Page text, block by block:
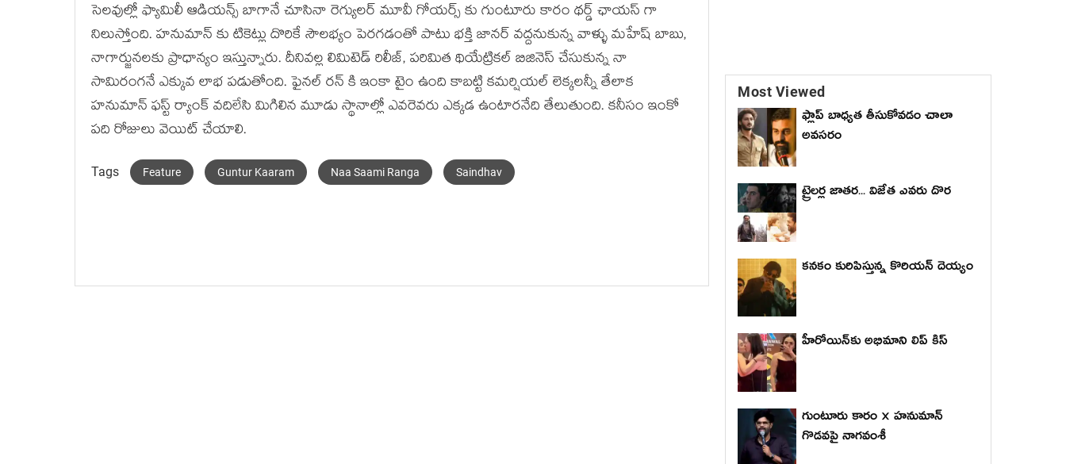
సెలవుల్లో ఫ్యామిలీ ఆడియన్స్ బాగానే చూసినా రెగ్యులర్ మూవీ గోయర్స్ కు గుంటూరు కారం థర్డ్ ఛాయస్ గా
నిలుస్తోంది. హనుమాన్ కు టికెట్లు దొరికే సౌలభ్యం పెరగడంతో పాటు భక్తి జానర్ వద్దనుకున్న వాళ్ళు మహేష్ బాబు,
నాగార్జునలకు ప్రాధాన్యం ఇస్తున్నారు. దీనివల్ల లిమిటెడ్ రిలీజ్, పరిమిత థియేట్రికల్ బిజినెస్ చేసుకున్న నా
సామిరంగనే ఎక్కువ లాభ పడుతోంది. ఫైనల్ రన్ కి ఇంకా టైం ఉంది కాబట్టి కమర్షియల్ లెక్కలన్నీ తేలాక
హనుమాన్ ఫస్ట్ ర్యాంక్ వదిలేసి మిగిలిన మూడు స్థానాల్లో ఎవరెవరు ఎక్కడ ఉంటారనేది తేలుతుంది. కనీసం ఇంకో
పది రోజులు వెయిట్ చేయాలి.
Tags Feature Guntur Kaaram Naa Saami Ranga Saindhav
Most Viewed
ఫ్లాప్ బాధ్యత తీసుకోవడం చాలా
అవసరం
ట్రైలర్ల జాతర... విజేత ఎవరు దొర
కనకం కురిపిస్తున్న కొరియన్ దెయ్యం
హీరోయిన్‌కు అభిమాని లిప్ కిస్
గుంటూరు కారం × హనుమాన్
గొడవపై నాగవంశీ